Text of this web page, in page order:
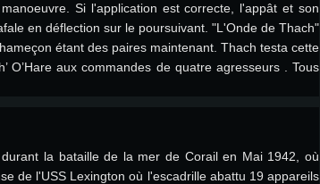
Pour Linux
10/11 (64 bit)
Big Sur 11.0 ou plus récent
20.04 64bit
Si l'application est correcte, l'appât et son
en déflection sur le poursuivant. "L'Onde de Thach"
étant des paires maintenant. Thach testa cette
aux commandes de quatre agresseurs . Tous
la bataille de la mer de Corail en Mai 1942, où
de l'USS Lexington où l'escadrille abattu 19 appareils